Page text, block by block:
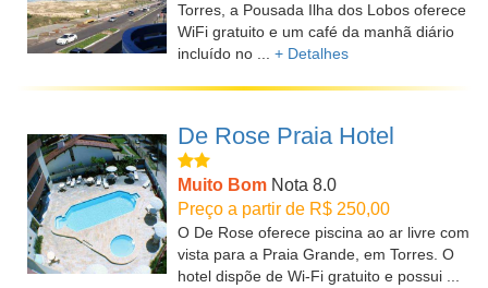
Torres, a Pousada Ilha dos Lobos oferece
WiFi gratuito e um café da manhã diário
incluído no ... + Detalhes
De Rose Praia Hotel
Muito Bom Nota 8.0
Preço a partir de R$ 250,00
O De Rose oferece piscina ao ar livre com
vista para a Praia Grande, em Torres. O
hotel dispõe de Wi-Fi gratuito e possui ...